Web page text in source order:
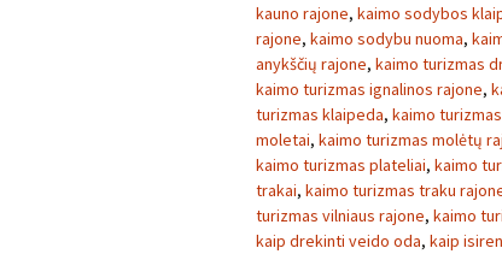
kauno rajone, kaimo sodybos
rajone, kaimo sodybu nuoma,
anykščių rajone, kaimo turizmas
kaimo turizmas ignalinos rajone,
turizmas klaipeda, kaimo
moletai, kaimo turizmas molėtų
kaimo turizmas plateliai, kaimo
trakai, kaimo turizmas traku
turizmas vilniaus rajone, kaimo
kaip drekinti veido oda, kaip